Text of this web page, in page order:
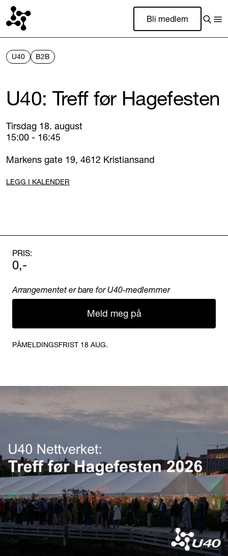
Bli medlem
U40 B2B
U40: Treff før Hagefesten
Tirsdag 18. august
15:00 - 16:45
Markens gate 19, 4612 Kristiansand
LEGG I KALENDER
PRIS:
0,-
Arrangementet er bare for U40-medlemmer
Meld meg på
PÅMELDINGSFRIST 18 AUG.